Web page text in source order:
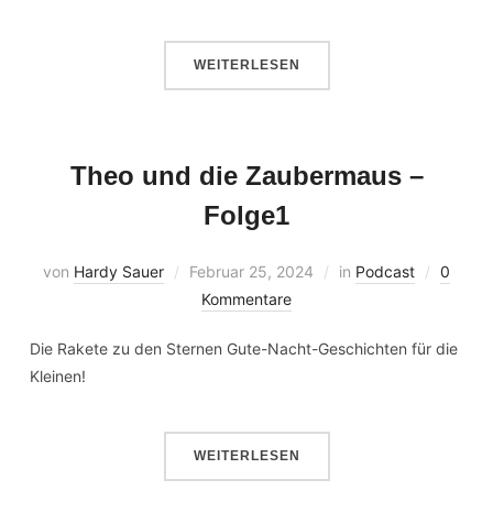
WEITERLESEN
Theo und die Zaubermaus –
Folge1
von Hardy Sauer Februar 25, 2024 in Podcast
0
Kommentare
Die Rakete zu den Sternen Gute-Nacht-Geschichten für die
Kleinen!
WEITERLESEN